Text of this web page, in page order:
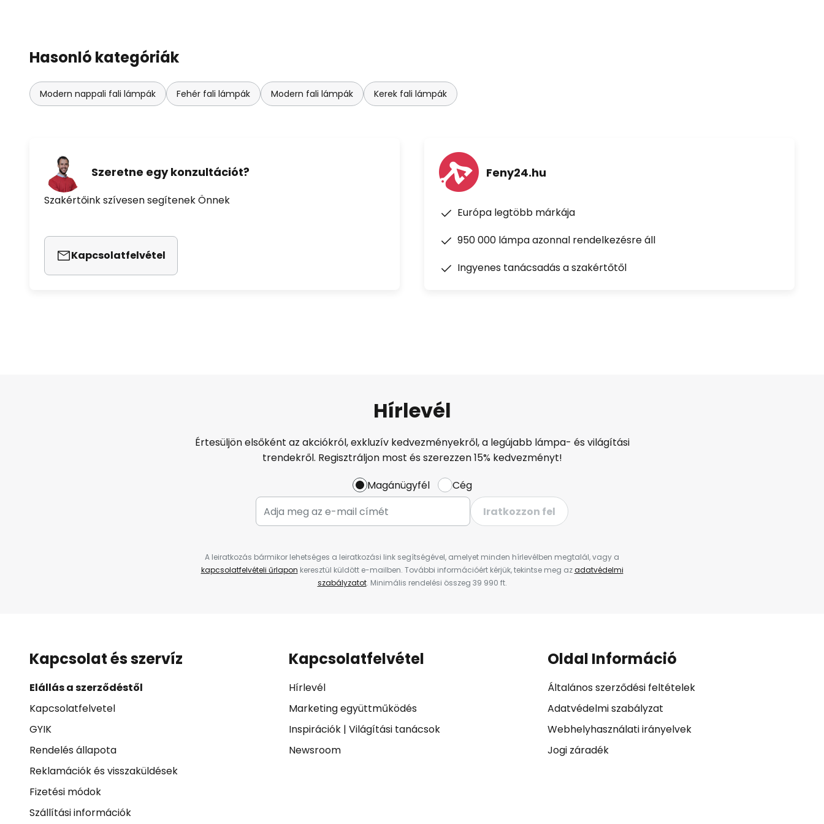
Hasonló kategóriák
Modern nappali fali lámpák Fehér fali lámpák Modern fali lámpák Kerek fali lámpák
Szeretne egy konzultációt?
Szakértőink szívesen segítenek Önnek
Kapcsolatfelvétel
Feny24.hu
Európa legtöbb márkája
950 000 lámpa azonnal rendelkezésre áll
Ingyenes tanácsadás a szakértőtől
Hírlevél
Értesüljön elsőként az akciókról, exkluzív kedvezményekről, a legújabb lámpa- és világítási
trendekről. Regisztráljon most és szerezzen 15% kedvezményt!
Magánügyfél
Cég
Iratkozzon fel
A leiratkozás bármikor lehetséges a leiratkozási link segítségével, amelyet minden hírlevélben megtalál, vagy a
kapcsolatfelvételi űrlapon keresztül küldött e-mailben. További információért kérjük, tekintse meg azadatvédelmi
szabályzatot. Minimális rendelési összeg 39 990 ft.
Kapcsolat és szervíz
Elállás a szerződéstől
Kapcsolatfelvetel
GYIK
Rendelés állapota
Reklamációk és visszaküldések
Fizetési módok
Szállítási információk
Kapcsolatfelvétel
Hírlevél
Marketing együttműködés
Inspirációk| Világítási tanácsok
Newsroom
Oldal Információ
Általános szerződési feltételek
Adatvédelmi szabályzat
Webhelyhasználati irányelvek
Jogi záradék